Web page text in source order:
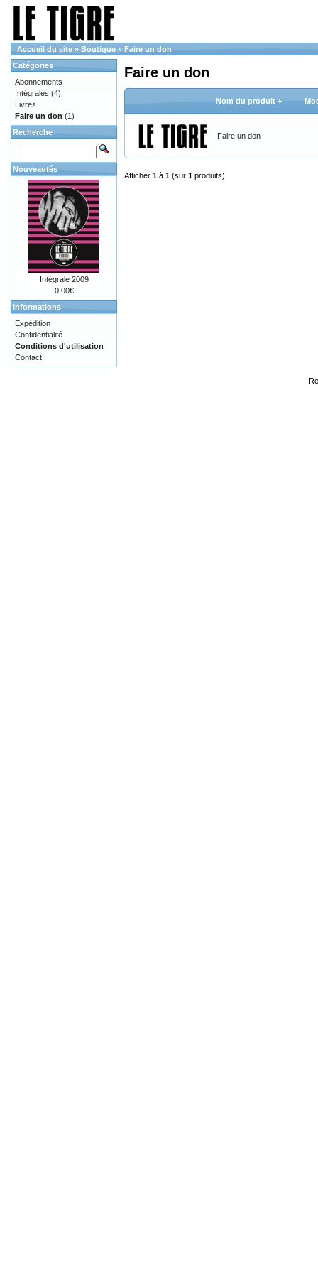
Accueil du site » Boutique » Faire un don
Faire un don
Nom du produit +
Faire un don
Afficher 1 à 1 (sur 1 produits)
Catégories
Abonnements
Intégrales (4)
Livres
Faire un don (1)
Recherche
Nouveautés
Intégrale 2009
0,00€
Informations
Expédition
Confidentialité
Conditions d'utilisation
Contact